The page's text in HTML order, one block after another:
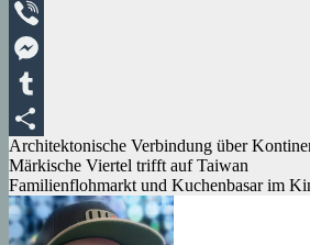
Telegram
Viber
Messenger
Tumblr
Teilen
Beitragsnavigation
Architektonische Verbindung über
Märkische Viertel trifft auf Taiwan
Familienflohmarkt und Kuchenbasar im